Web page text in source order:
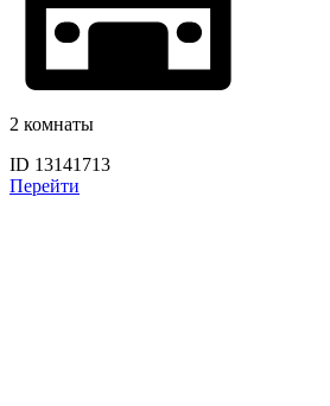
2 комнаты
ID 13141713
Перейти